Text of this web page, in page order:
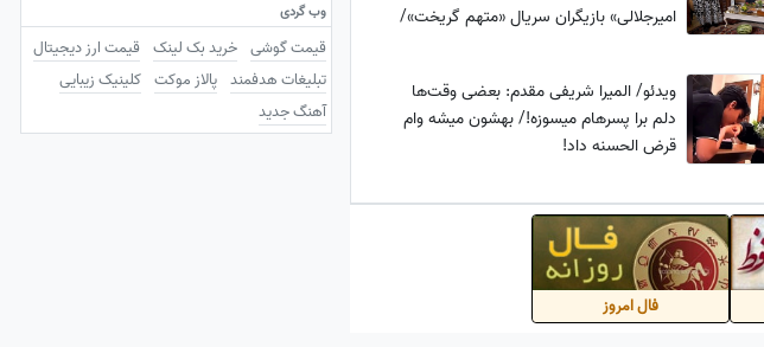
امیرجلالی» بازیگران سریال «متهم گریخت»/
ویدئو/ المیرا شریفی مقدم: بعضی وقت‌ها
دلم برا پسرهام میسوزه!/ بهشون میشه وام
قرض الحسنه داد!
فال امروز
وب گردی
قیمت گوشی خرید بک لینک قیمت ارز دیجیتال
تبلیغات هدفمند پالاز موکت کلینیک زیبایی
آهنگ جدید